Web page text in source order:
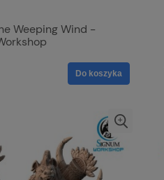
Weeping Wind -
Do koszyka